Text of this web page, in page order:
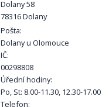
Dolany 58
78316 Dolany
Pošta:
Dolany u Olomouce
IČ:
00298808
Úřední hodiny:
Po, St: 8.00-11.30, 12.30-17.00
Telefon: